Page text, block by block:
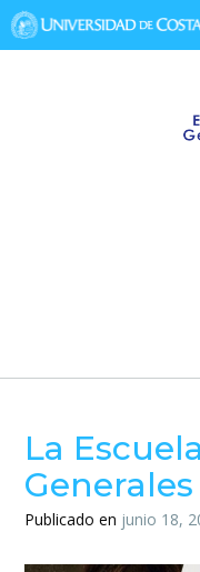
La
Publicado en junio 18,